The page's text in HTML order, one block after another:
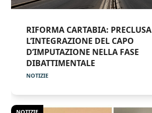
RIFORMA CARTABIA: PRECLUSA
L’INTEGRAZIONE DEL CAPO
D’IMPUTAZIONE NELLA FASE
DIBATTIMENTALE
NOTIZIE